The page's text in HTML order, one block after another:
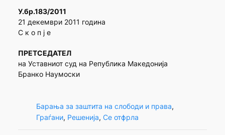
У.бр.183/2011
21 декември 2011 година
С к о п ј е
ПРЕТСЕДАТЕЛ
на Уставниот суд на Република Македонија
Бранко Наумоски
Барања за заштита на слободи и права
Граѓани, Решенија, Се отфрла